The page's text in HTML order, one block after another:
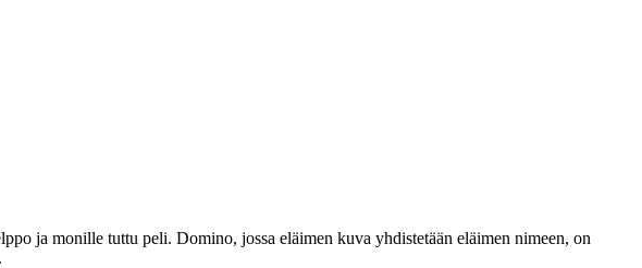
ja monille tuttu peli. Domino, jossa eläimen kuva yhdistetään eläimen nimeen, on